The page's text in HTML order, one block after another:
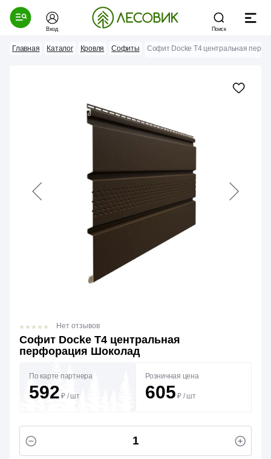
Вход Поиск
Главная Каталог Кровля Софиты Софит Docke Т4 центральная
Софит Docke Т4 центральная
перфорация Шоколад
Нет отзывов
По карте партнера
592 ₽ / шт
Розничная цена
605 ₽ / шт